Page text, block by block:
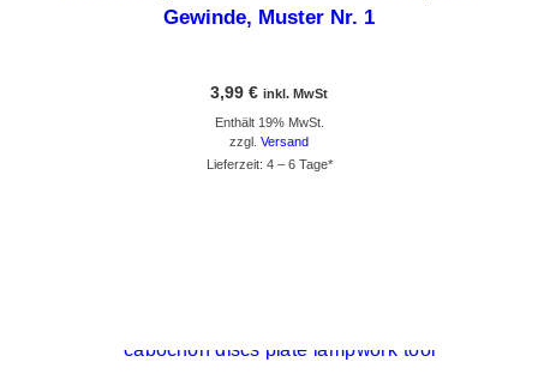
Gewinde, Muster Nr. 1
3,99 € inkl. MwSt
Enthält 19% MwSt.
zzgl. Versand
Lieferzeit: 4 – 6 Tage*